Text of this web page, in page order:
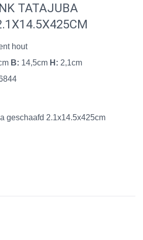
TATAJUBA
hout
B: 14,5cm H: 2,1cm
geschaafd 2.1x14.5x425cm